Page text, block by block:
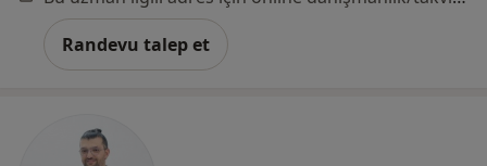
Randevu talep et